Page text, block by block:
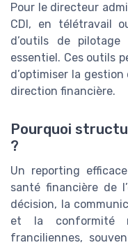
Pour le directeur
CDI, en télétravail
d’outils de
essentiel. Ces outils
d’optimiser la
direction financière.
Pourquoi
?
Un reporting
santé financière de
décision, la
et la conformité
franciliennes,